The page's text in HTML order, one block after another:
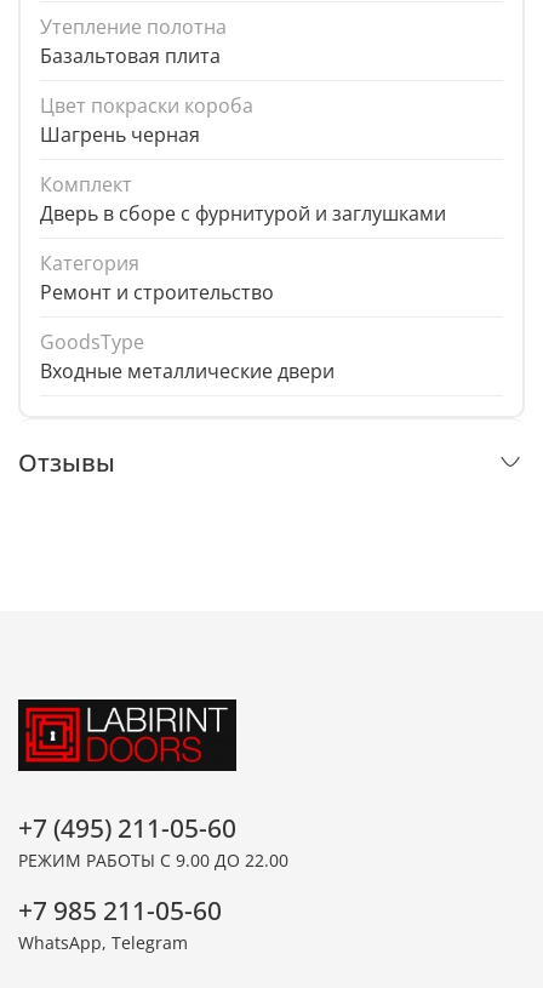
Утепление полотна
Базальтовая плита
Цвет покраски короба
Шагрень черная
Комплект
Дверь в сборе с фурнитурой и заглушками
Категория
Ремонт и строительство
GoodsType
Входные металлические двери
Отзывы
+7 (495) 211-05-60
РЕЖИМ РАБОТЫ С 9.00 ДО 22.00
+7 985 211-05-60
WhatsApp, Telegram